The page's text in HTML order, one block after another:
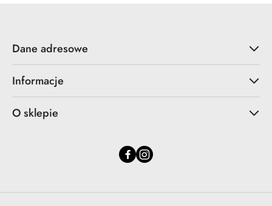
Dane adresowe
Informacje
O sklepie